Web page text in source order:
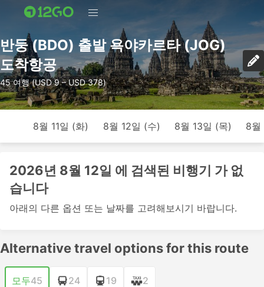
반둥 (BDO) 출발 욕야카르타 (JOG)
도착항공
45 여행 (USD 9 – USD 378)
8월 11일 (화) 8월 12일 (수) 8월 13일 (목) 8월
2026년 8월 12일 에 검색된 비행기 가 없
습니다
아래의 다른 옵션 또는 날짜를 고려해보시기 바랍니다.
Alternative travel options for this route
모두45 24 19 2